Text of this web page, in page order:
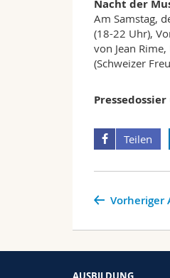
Nacht der
Am Samstag,
(18-22 Uhr),
von Jean
(Schweizer
Teilen
Vorheriger